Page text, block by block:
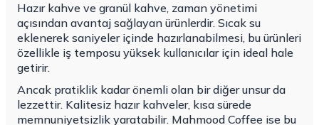
Hazır kahve ve granül kahve, zaman yönetimi
açısından avantaj sağlayan ürünlerdir. Sıcak su
eklenerek saniyeler içinde hazırlanabilmesi, bu ürünleri
özellikle iş temposu yüksek kullanıcılar için ideal hale
getirir.
Ancak pratiklik kadar önemli olan bir diğer unsur da
lezzettir. Kalitesiz hazır kahveler, kısa sürede
memnuniyetsizlik yaratabilir. Mahmood Coffee ise bu